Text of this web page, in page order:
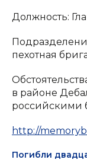
Должность:
пехотная
в районе
российскими
http://
Погибли